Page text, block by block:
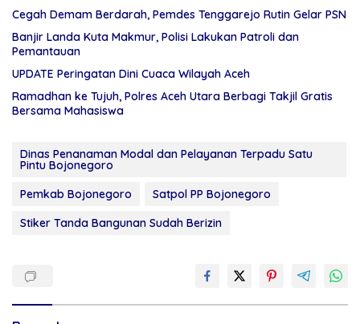
Cegah Demam Berdarah, Pemdes Tenggarejo Rutin Gelar PSN
Banjir Landa Kuta Makmur, Polisi Lakukan Patroli dan
Pemantauan
UPDATE Peringatan Dini Cuaca Wilayah Aceh
Ramadhan ke Tujuh, Polres Aceh Utara Berbagi Takjil Gratis
Bersama Mahasiswa
Dinas Penanaman Modal dan Pelayanan Terpadu Satu
Pintu Bojonegoro
Pemkab Bojonegoro
Satpol PP Bojonegoro
Stiker Tanda Bangunan Sudah Berizin